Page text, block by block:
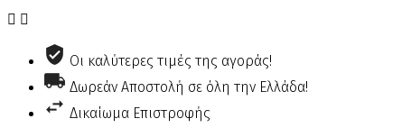
 
Οι καλύτερες τιμές της αγοράς!
Δωρεάν Αποστολή σε όλη την Ελλάδα!
Δικαίωμα Επιστροφής